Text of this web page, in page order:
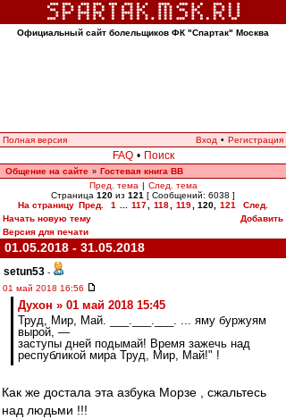
Официальный сайт болельщиков ФК "Спартак" Москва
Полная версия Вход • Регистрация
FAQ • Поиск
Общение на сайте » Гостевая книга ВВ
Пред. тема | След. тема
Страница 120 из 121 [ Сообщений: 6038 ]
На страницу Пред. 1 117 118 119 120 121
След.
Начать новую тему
Добавить
Версия для печати
01.05.2018 - 31.05.2018
setun53 -
01 май 2018 16:56
Духон » 01 май 2018 15:45
Труд, Мир, Май. ___.___.___. ... яму буржуям
вырой, —
заступы дней подымай! Время зажечь над
республикой мира Труд, Мир, Май!" !
Как же достала эта азбука Морзе , сжальтесь
над людьми !!!